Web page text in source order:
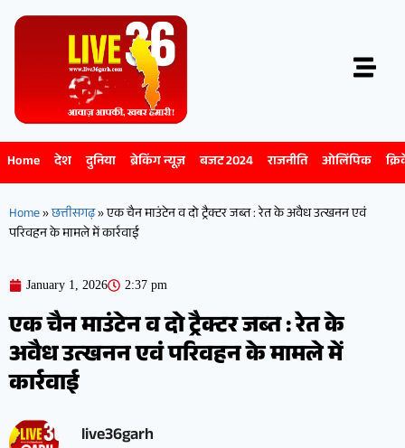
Home देश दुनिया ब्रेकिंग न्यूज़ बजट 2024 राजनीति ओलिंपिक
Home»छत्तीसगढ़»एक चैन माउंटेन व दो ट्रैक्टर जब्त : रेत के अवैध उत्खनन एवं
परिवहन के मामले में कार्रवाई
January 1, 2026 2:37 pm
एक चैन माउंटेन व दो ट्रैक्टर जब्त : रेत के
अवैध उत्खनन एवं परिवहन के मामले में
कार्रवाई
live36garh